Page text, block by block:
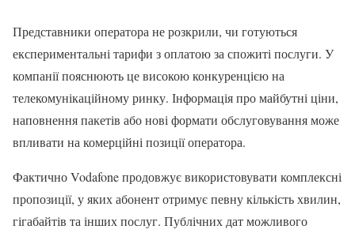
Представники оператора не розкрили, чи готуються
експериментальні тарифи з оплатою за спожиті послуги. У
компанії пояснюють це високою конкуренцією на
телекомунікаційному ринку. Інформація про майбутні ціни,
наповнення пакетів або нові формати обслуговування може
впливати на комерційні позиції оператора.
Фактично Vodafone продовжує використовувати комплексні
пропозиції, у яких абонент отримує певну кількість хвилин,
гігабайтів та інших послуг. Публічних дат можливого